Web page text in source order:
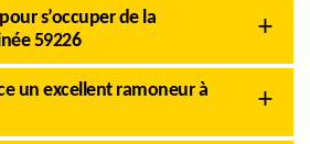
s’occuper de la
59226
un excellent ramoneur à